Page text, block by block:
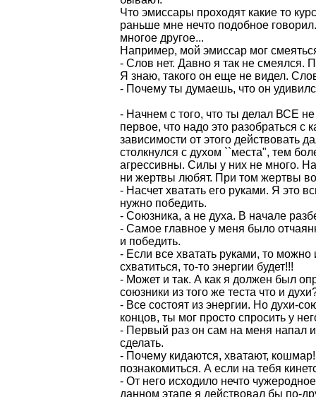
Что эмиссары проходят какие то
раньше мне нечто подобное
многое другое...
Например, мой эмиссар мог
- Слов нет. Давно я так не смеялся.
Я знаю, такого он еще не видел.
- Почему ты думаешь, что он
- Начнем с того, что ты делал ВСЕ
первое, что надо это разобраться с
зависимости от этого действовать
столкнулся с духом ``места", тем
агрессивны. Силы у них не много.
ни жертвы любят. При том жертвы
- Насчет хватать его руками. Я это
нужно победить.
- Союзника, а не духа. В начале
- Самое главное у меня было
и победить.
- Если все хватать руками, то
схватиться, то-то энергии будет!!!
- Может и так. А как я должен был
союзники из того же теста что и
- Все состоят из энергии. Но духи-
концов, ты мог просто спросить у
- Первый раз он сам на меня напал
сделать.
- Почему кидаются, хватают,
познакомиться. А если на тебя
- От него исходило нечто
данном этапе я действовал бы по-